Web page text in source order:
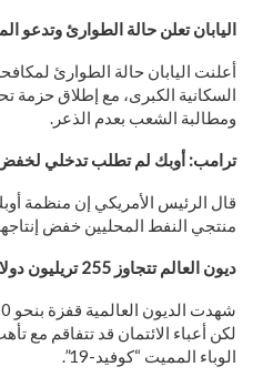
اليابان تعلن حالة الطوارئ وتدعو
أعلنت اليابان حالة الطوارئ
السكانية الكبرى، مع إطلاق حزمة
ومطالبة الشعب بعدم الذعر.
ترامب: أوبك لم تطلب تدخلي لخفض
قال الرئيس الأمريكي إن منظمة
منتجي النفط المحليين خفض
ديون العالم تتجاوز 255 تريليون دولار بنهاية 2019
لكن أعباء الائتمان قد تتفاقم مع
الوباء المميت “كوفيد-19”.